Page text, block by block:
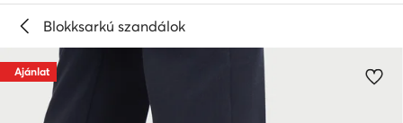
Blokksarkú szandálok
Ajánlat